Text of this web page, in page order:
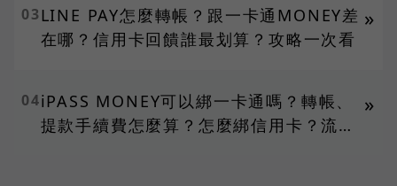
03LINE PAY怎麼轉帳？跟一卡通MONEY差
在哪？信用卡回饋誰最划算？攻略一次看
»
04iPASS MONEY可以綁一卡通嗎？轉帳、
提款手續費怎麼算？怎麼綁信用卡？流程
»